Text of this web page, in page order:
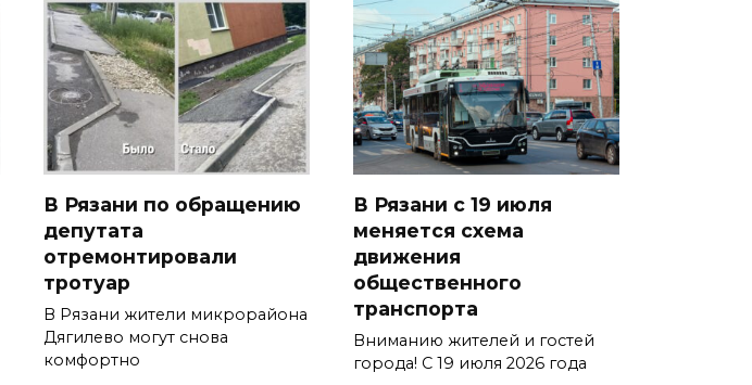
В Рязани по обращению
депутата
отремонтировали
тротуар
В Рязани жители микрорайона
Дягилево могут снова
комфортно
В Рязани с 19 июля
меняется схема
движения
общественного
транспорта
Вниманию жителей и гостей
города! С 19 июля 2026 года